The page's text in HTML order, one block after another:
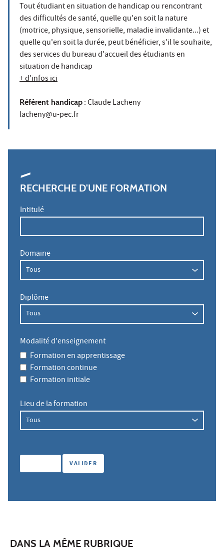
Tout étudiant en situation de handicap ou rencontrant
des difficultés de santé, quelle qu'en soit la nature
(motrice, physique, sensorielle, maladie invalidante...) et
quelle qu'en soit la durée, peut bénéficier, s'il le souhaite,
des services du bureau d'accueil des étudiants en
situation de handicap
+ d'infos ici
Référent handicap : Claude Lacheny
lacheny@u-pec.fr
RECHERCHE D'UNE FORMATION
Intitulé
Domaine
Diplôme
Modalité d'enseignement
Formation en apprentissage
Formation continue
Formation initiale
Lieu de la formation
DANS LA MÊME RUBRIQUE